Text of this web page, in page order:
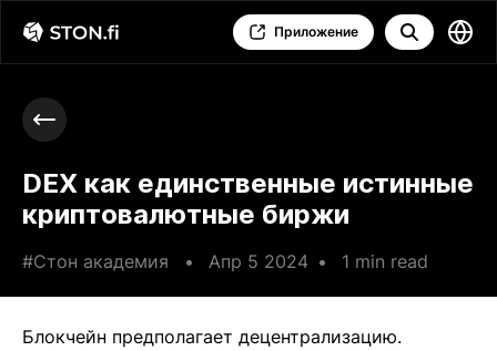
Приложение
DEX как единственные истинные
криптовалютные биржи
#Стон академия • Апр 5 2024 • 1 min read
Блокчейн предполагает децентрализацию.